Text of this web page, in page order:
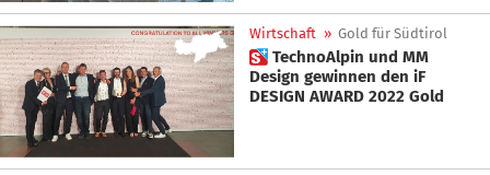
Wirtschaft » Gold für Südtirol
 TechnoAlpin und MM
Design gewinnen den iF
DESIGN AWARD 2022 Gold